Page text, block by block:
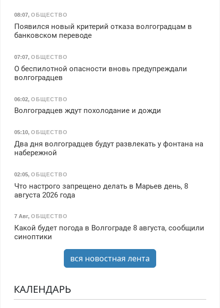
08:07, ОБЩЕСТВО
Появился новый критерий отказа волгоградцам в
банковском переводе
07:07, ОБЩЕСТВО
О беспилотной опасности вновь предупреждали
волгоградцев
06:02, ОБЩЕСТВО
Волгоградцев ждут похолодание и дожди
05:10, ОБЩЕСТВО
Два дня волгоградцев будут развлекать у фонтана на
набережной
02:05, ОБЩЕСТВО
Что настрого запрещено делать в Марьев день, 8
августа 2026 года
7 Авг, ОБЩЕСТВО
Какой будет погода в Волгограде 8 августа, сообщили
синоптики
вся новостная лента
КАЛЕНДАРЬ